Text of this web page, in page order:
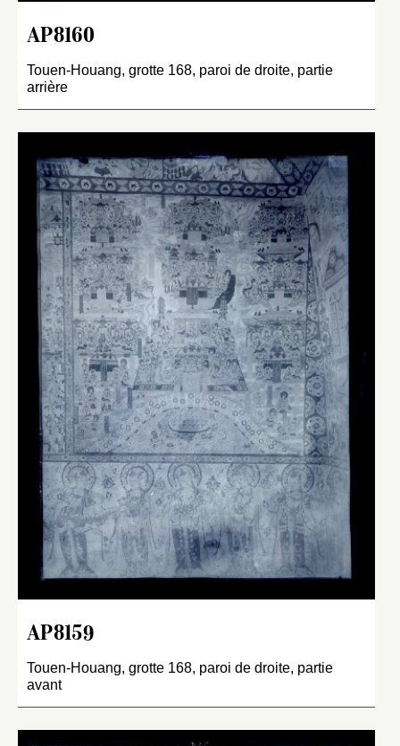
AP8160
Touen-Houang, grotte 168, paroi de droite, partie
arrière
AP8159
Touen-Houang, grotte 168, paroi de droite, partie
avant